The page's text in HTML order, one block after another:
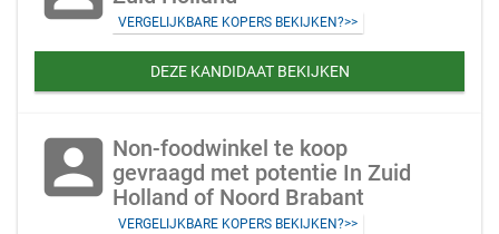
VERGELIJKBARE KOPERS BEKIJKEN?>>
DEZE KANDIDAAT BEKIJKEN
account_box Non-foodwinkel te koop
gevraagd met potentie In Zuid
Holland of Noord Brabant
VERGELIJKBARE KOPERS BEKIJKEN?>>